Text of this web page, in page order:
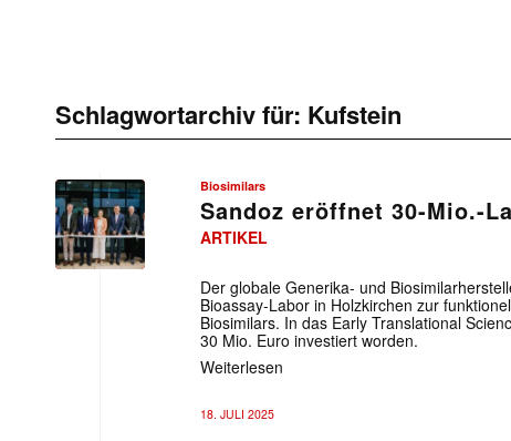
Schlagwortarchiv für: Kufstein
Biosimilars
Sandoz eröffnet 30-Mio.-
ARTIKEL
Der globale Generika- und
Bioassay-Labor in Holzkirchen zur
Biosimilars. In das Early Translational
30 Mio. Euro investiert worden.
Weiterlesen
18. JULI 2025